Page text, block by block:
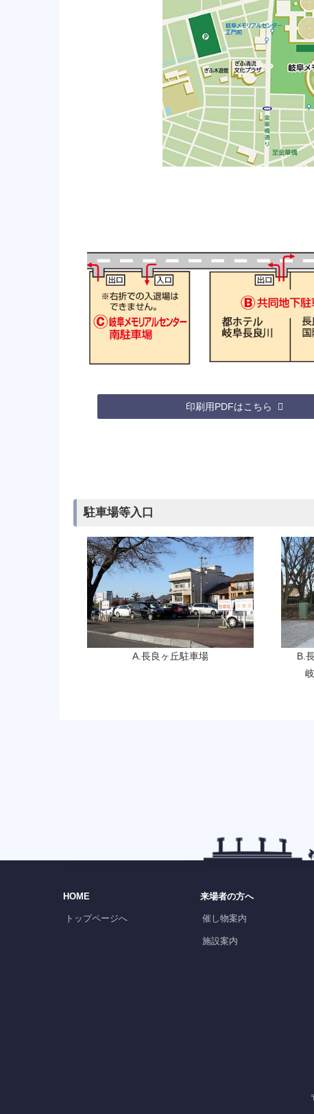
印刷用PDFはこちら
駐車場等入口
A.長良ヶ丘駐車場
B.
HOME
トップページへ
来場者の方へ
催し物案内
施設案内